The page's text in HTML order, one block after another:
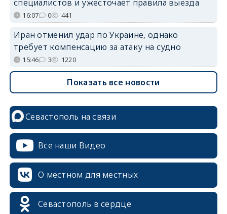
специалистов и ужесточает правила выезда
16:07 0 441
Иран отменил удар по Украине, однако
требует компенсацию за атаку на судно
15:46 3 1220
Показать все новости
Севастополь на связи
Все наши Видео
О местном для местных
Севастополь в сердце